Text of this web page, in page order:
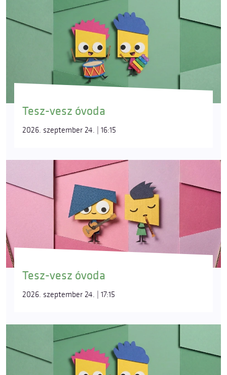
Tesz-vesz óvoda
2026. szeptember 24. | 16:15
Tesz-vesz óvoda
2026. szeptember 24. | 17:15